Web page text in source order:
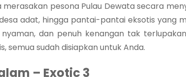
pesona Pulau Dewata secara
adat, hingga pantai-pantai eksotis yang
dan penuh kenangan tak
semua sudah disiapkan untuk Anda.
– Exotic 3